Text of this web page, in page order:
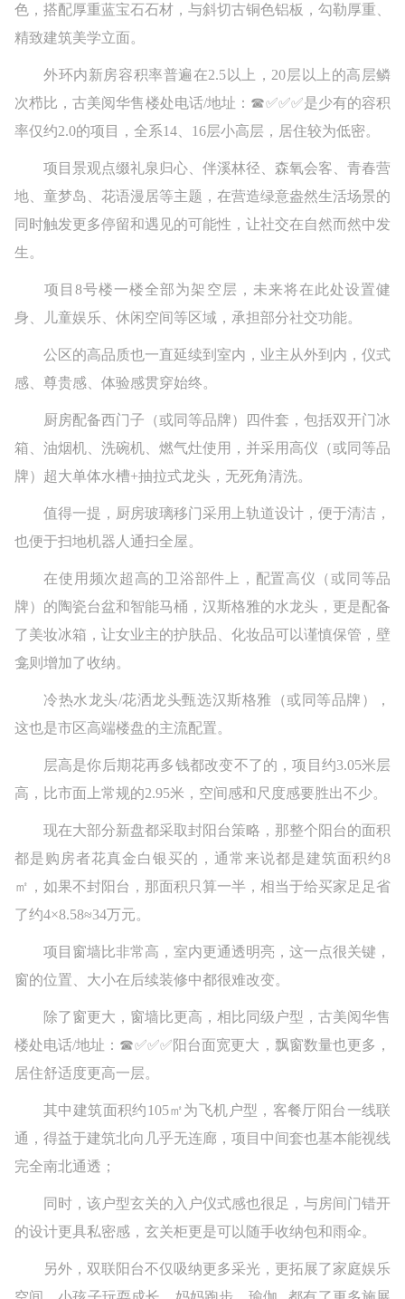
色，搭配厚重蓝宝石石材，与斜切古铜色铝板，勾勒厚重、
精致建筑美学立面。
外环内新房容积率普遍在2.5以上，20层以上的高层鳞
次栉比，古美阅华售楼处电话/地址：☎✅✅✅是少有的容积
率仅约2.0的项目，全系14、16层小高层，居住较为低密。
项目景观点缀礼泉归心、伴溪林径、森氧会客、青春营
地、童梦岛、花语漫居等主题，在营造绿意盎然生活场景的
同时触发更多停留和遇见的可能性，让社交在自然而然中发
生。
项目8号楼一楼全部为架空层，未来将在此处设置健
身、儿童娱乐、休闲空间等区域，承担部分社交功能。
公区的高品质也一直延续到室内，业主从外到内，仪式
感、尊贵感、体验感贯穿始终。
厨房配备西门子（或同等品牌）四件套，包括双开门冰
箱、油烟机、洗碗机、燃气灶使用，并采用高仪（或同等品
牌）超大单体水槽+抽拉式龙头，无死角清洗。
值得一提，厨房玻璃移门采用上轨道设计，便于清洁，
也便于扫地机器人通扫全屋。
在使用频次超高的卫浴部件上，配置高仪（或同等品
牌）的陶瓷台盆和智能马桶，汉斯格雅的水龙头，更是配备
了美妆冰箱，让女业主的护肤品、化妆品可以谨慎保管，壁
龛则增加了收纳。
冷热水龙头/花洒龙头甄选汉斯格雅（或同等品牌），
这也是市区高端楼盘的主流配置。
层高是你后期花再多钱都改变不了的，项目约3.05米层
高，比市面上常规的2.95米，空间感和尺度感要胜出不少。
现在大部分新盘都采取封阳台策略，那整个阳台的面积
都是购房者花真金白银买的，通常来说都是建筑面积约8
㎡，如果不封阳台，那面积只算一半，相当于给买家足足省
了约4×8.58≈34万元。
项目窗墙比非常高，室内更通透明亮，这一点很关键，
窗的位置、大小在后续装修中都很难改变。
除了窗更大，窗墙比更高，相比同级户型，古美阅华售
楼处电话/地址：☎✅✅✅阳台面宽更大，飘窗数量也更多，
居住舒适度更高一层。
其中建筑面积约105㎡为飞机户型，客餐厅阳台一线联
通，得益于建筑北向几乎无连廊，项目中间套也基本能视线
完全南北通透；
同时，该户型玄关的入户仪式感也很足，与房间门错开
的设计更具私密感，玄关柜更是可以随手收纳包和雨伞。
另外，双联阳台不仅吸纳更多采光，更拓展了家庭娱乐